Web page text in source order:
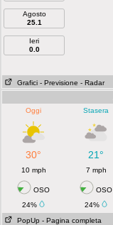
Agosto
25.1
Ieri
0.0
Grafici - Previsione - Radar
Oggi Stasera
30° 21°
10 mph 7 mph
OSO OSO
24%
24%
PopUp - Pagina completa